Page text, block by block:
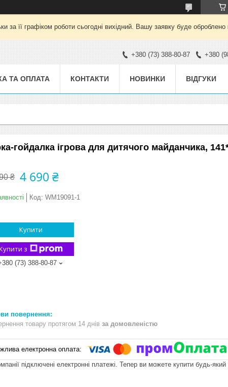
за її графіком роботи сьогодні вихідний. Вашу заявку буде
+380 (73) 388-80-87 +380
ТА ОПЛАТА КОНТАКТИ НОВИНКИ ВІДГУКИ
гойдалка ігрова для дитячого майданчика,
₴ 4 690 ₴
Код: WM19091-1
Купити
з
(73) 388-80-87
товару протягом 14 днів за домовленістю
підключені електронні платежі. Тепер ви можете купити будь-